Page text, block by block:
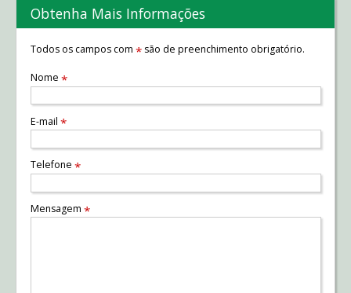
Obtenha Mais Informações
Todos os campos com *são de preenchimento obrigatório.
Nome *
E-mail *
Telefone *
Mensagem *